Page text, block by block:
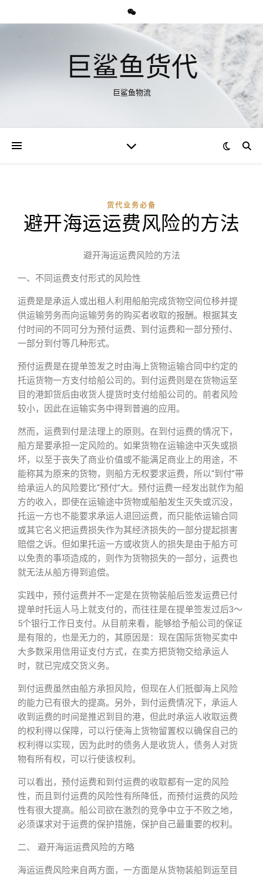
巨鲨鱼货代
巨鲨鱼物流
货代业务必备
避开海运运费风险的方法
避开海运运费风险的方法
一、不同运费支付形式的风险性
运费是是承运人或出租人利用船舶完成货物空间位移并提
供运输劳务而向运输劳务的购买者收取的报酬。根据其支
付时间的不同可分为预付运费、到付运费和一部分预付、
一部分到付等几种形式。
预付运费是在提单签发之时由海上货物运输合同中约定的
托运货物一方支付给船公司的。到付运费则是在货物运至
目的港卸货后由收货人提货时支付给船公司的。前者风险
较小，因此在运输实务中得到普遍的应用。
然而，运费到付是法理上的原则。在到付运费的情况下，
船方是要承担一定风险的。如果货物在运输途中灭失或损
坏，以至于丧失了商业价值或不能满足商业上的用途，不
能称其为原来的货物，则船方无权要求运费，所以“到付”带
给承运人的风险要比“预付”大。预付运费一经发出就作为船
方的收入，即使在运输途中货物或船舶发生灭失或沉没，
托运一方也不能要求承运人退回运费，而只能依运输合同
或其它名义把运费损失作为其经济损失的一部分提起损害
赔偿之诉。但如果托运一方或收货人的损失是由于船方可
以免责的事项造成的，则作为货物损失的一部分，运费也
就无法从船方得到追偿。
实践中，预付运费并不一定是在货物装船后签发运费已付
提单时托运人马上就支付的，而往往是在提单签发过后3～
5个银行工作日支付。从目前来看，能够给予船公司的保证
是有限的，也是无力的，其原因是：现在国际货物买卖中
大多数采用信用证支付方式，在卖方把货物交给承运人
时，就已完成交货义务。
到付运费虽然由船方承担风险，但现在人们抵御海上风险
的能力已有很大的提高。另外，到付运费情况下，承运人
收到运费的时间是推迟到目的港，但此时承运人收取运费
的权利得以保障，可以行使海上货物留置权以确保自己的
权利得以实现，因为此时的债务人是收货人，债务人对货
物有所有权，可以行使该权利。
可以看出，预付运费和到付运费的收取都有一定的风险
性，而且到付运费的风险性有所降低，而预付运费的风险
性有很大提高。船公司欲在激烈的竞争中立于不败之地，
必须谋求对于运费的保护措施，保护自己最重要的权利。
二、 避开海运运费风险的方略
海运运费风险来自两方面，一方面是从货物装船到运至目